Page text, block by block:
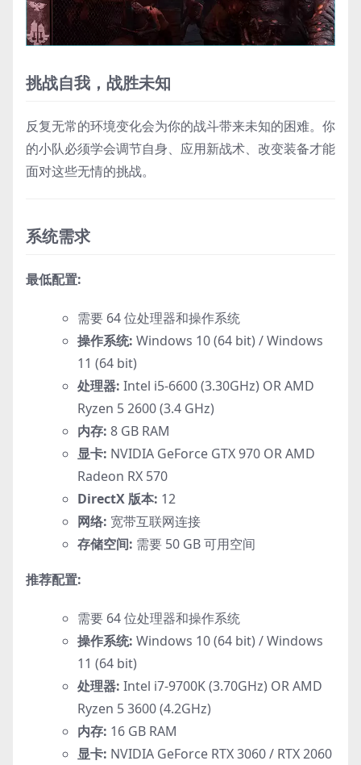
挑战自我，战胜未知
反复无常的环境变化会为你的战斗带来未知的困难。你
的小队必须学会调节自身、应用新战术、改变装备才能
面对这些无情的挑战。
系统需求
最低配置:
需要 64 位处理器和操作系统
操作系统: Windows 10 (64 bit) / Windows
11 (64 bit)
处理器: Intel i5-6600 (3.30GHz) OR AMD
Ryzen 5 2600 (3.4 GHz)
内存: 8 GB RAM
显卡: NVIDIA GeForce GTX 970 OR AMD
Radeon RX 570
DirectX 版本: 12
网络: 宽带互联网连接
存储空间: 需要 50 GB 可用空间
推荐配置:
需要 64 位处理器和操作系统
操作系统: Windows 10 (64 bit) / Windows
11 (64 bit)
处理器: Intel i7-9700K (3.70GHz) OR AMD
Ryzen 5 3600 (4.2GHz)
内存: 16 GB RAM
显卡: NVIDIA GeForce RTX 3060 / RTX 2060